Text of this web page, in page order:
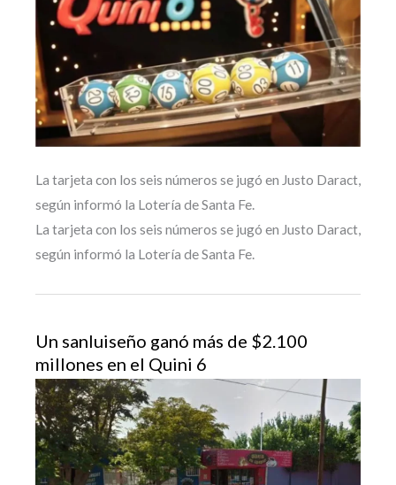
La tarjeta con los seis números se jugó en Justo Daract,
según informó la Lotería de Santa Fe.
La tarjeta con los seis números se jugó en Justo Daract,
según informó la Lotería de Santa Fe.
Un sanluiseño ganó más de $2.100
millones en el Quini 6